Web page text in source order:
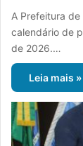
A Prefeitura
calendário de
de 2026.…
Leia mais »